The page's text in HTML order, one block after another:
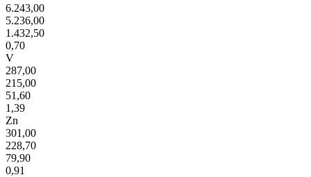
6.243,00
5.236,00
1.432,50
0,70
V
287,00
215,00
51,60
1,39
Zn
301,00
228,70
79,90
0,91